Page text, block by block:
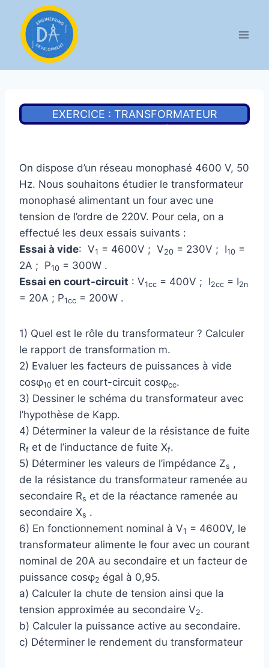
contenu
EXERCICE : TRANSFORMATEUR
On dispose d’un réseau monophasé 4600 V, 50
Hz. Nous souhaitons étudier le transformateur
monophasé alimentant un four avec une
tension de l’ordre de 220V. Pour cela, on a
effectué les deux essais suivants :
Essai à vide: V1 = 4600V ; V20 = 230V ; I10 =
2A ; P10 = 300W .
Essai en court-circuit : V1cc = 400V ; I2cc = I2n
= 20A ; P1cc = 200W .
1) Quel est le rôle du transformateur ? Calculer
le rapport de transformation m.
2) Evaluer les facteurs de puissances à vide
cosφ10 et en court-circuit cosφcc.
3) Dessiner le schéma du transformateur avec
l’hypothèse de Kapp.
4) Déterminer la valeur de la résistance de fuite
Rf et de l’inductance de fuite Xf.
5) Déterminer les valeurs de l’impédance Zs ,
de la résistance du transformateur ramenée au
secondaire Rs et de la réactance ramenée au
secondaire Xs .
6) En fonctionnement nominal à V1 = 4600V, le
transformateur alimente le four avec un courant
nominal de 20A au secondaire et un facteur de
puissance cosφ2 égal à 0,95.
a) Calculer la chute de tension ainsi que la
tension approximée au secondaire V2.
b) Calculer la puissance active au secondaire.
c) Déterminer le rendement du transformateur